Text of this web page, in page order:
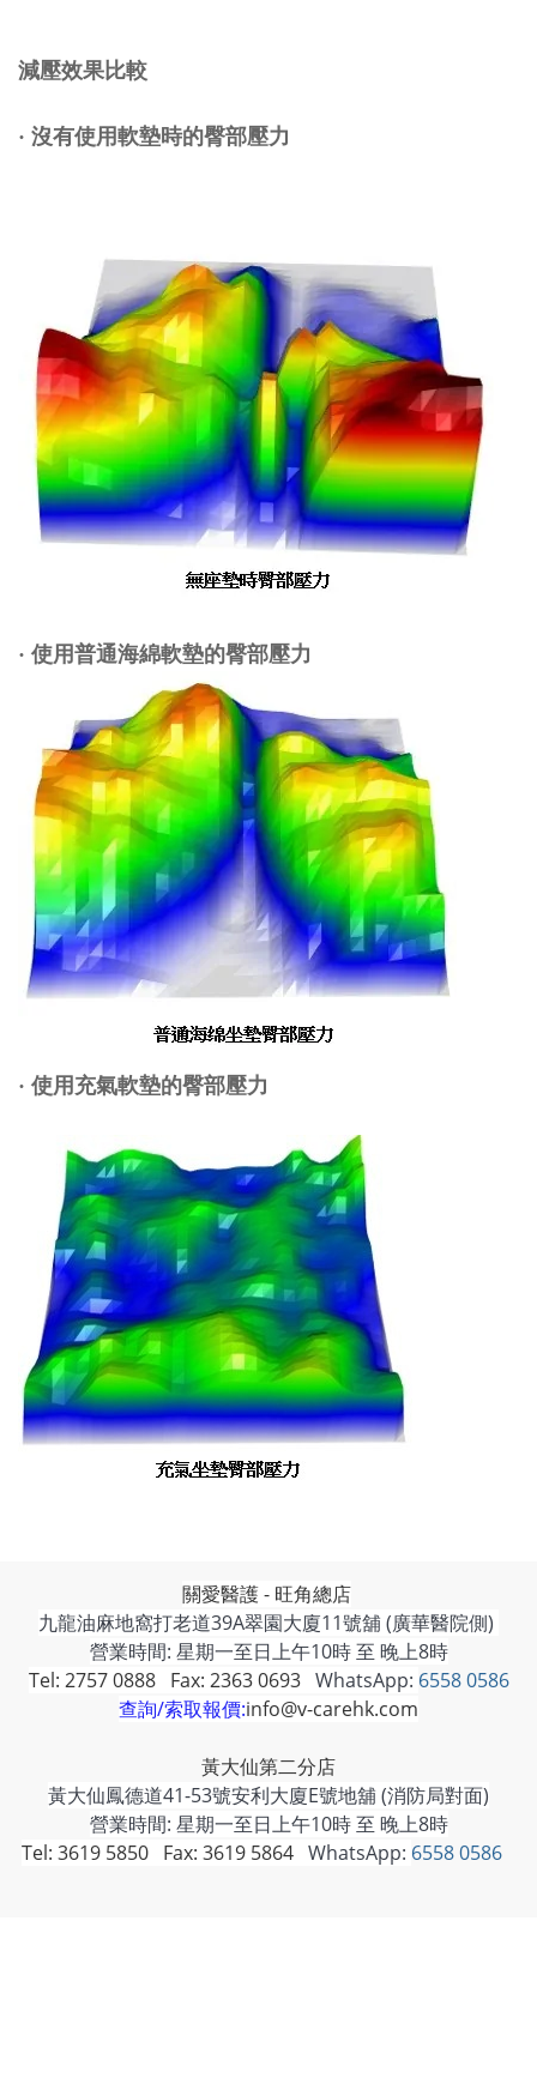
減壓效果比較
· 沒有使用軟墊時的臀部壓力
· 使用普通海綿軟墊的臀部壓力
· 使用充氣軟墊的臀部壓力
關愛醫護 - 旺角總店
九龍油麻地窩打老道39A翠園大廈11號舖 (廣華醫院側)
營業時間: 星期一至日上午10時 至 晚上8時
Tel: 2757 0888 Fax: 2363 0693WhatsApp: 6558 0586
查詢/索取報價:info@v-carehk.com
黃大仙第二分店
黃大仙鳳德道41-53號安利大廈E號地舖 (消防局對面)
營業時間: 星期一至日上午10時 至 晚上8時
Tel: 3619 5850 Fax: 3619 5864WhatsApp: 6558 0586